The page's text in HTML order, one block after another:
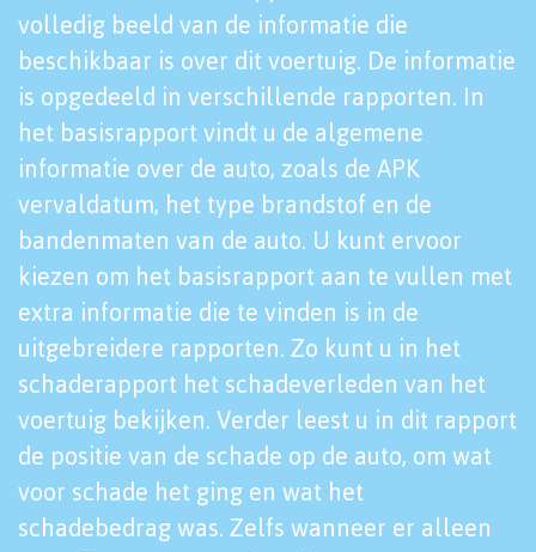
volledig beeld van de informatie die
beschikbaar is over dit voertuig. De informatie
is opgedeeld in verschillende rapporten. In
het basisrapport vindt u de algemene
informatie over de auto, zoals de APK
vervaldatum, het type brandstof en de
bandenmaten van de auto. U kunt ervoor
kiezen om het basisrapport aan te vullen met
extra informatie die te vinden is in de
uitgebreidere rapporten. Zo kunt u in het
schaderapport het schadeverleden van het
voertuig bekijken. Verder leest u in dit rapport
de positie van de schade op de auto, om wat
voor schade het ging en wat het
schadebedrag was. Zelfs wanneer er alleen